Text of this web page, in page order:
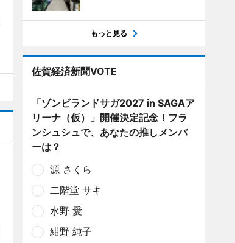
もっと見る
佐賀経済新聞VOTE
「ゾンビランドサガ2027 in SAGAア
リーナ（仮）」開催決定記念！フラ
ンシュシュで、あなたの推しメンバ
ーは？
源 さくら
二階堂 サキ
水野 愛
紺野 純子